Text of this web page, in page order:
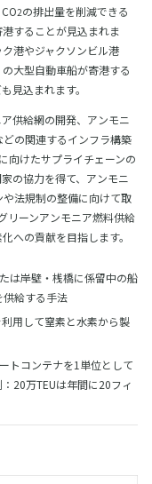
2の排出量を削減できる
することが見込まれま
港やジャクソンビル港
大型自動車船が寄港する
見込まれます。
供給網の開発、アンモニ
の関連するインフラ構築
向けたサプライチェーンの
の協力を得て、アンモニ
法規制の整備に向けて取
リーンアンモニア燃料供給
への貢献を目指します。
は岸壁・桟橋に係留中の船
給する手法
用して窒素と水素から製
トコンテナを1単位として
20万TEUは年間に20フィ